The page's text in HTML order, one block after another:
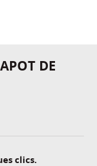
DE
clics.